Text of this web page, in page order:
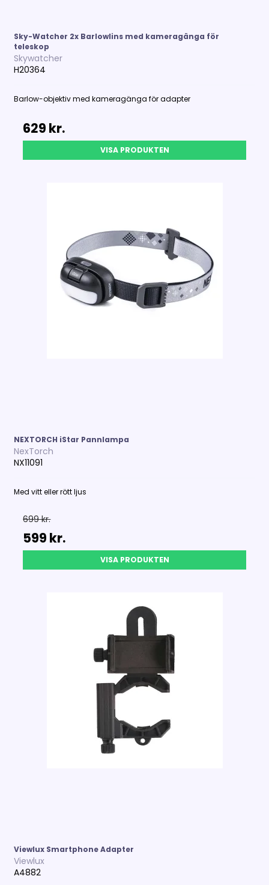
Sky-Watcher 2x Barlowlins med kameragänga för
teleskop
Skywatcher
H20364
Barlow-objektiv med kameragänga för adapter
629 kr.
VISA PRODUKTEN
NEXTORCH iStar Pannlampa
NexTorch
NX11091
Med vitt eller rött ljus
699 kr.
599 kr.
VISA PRODUKTEN
Viewlux Smartphone Adapter
Viewlux
A4882